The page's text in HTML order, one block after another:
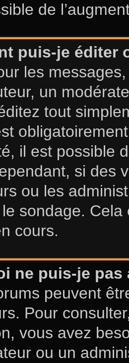
de
puis-je éditer
les
un
tout
il est possible
si des
ou les
sondage. Cela
cours.
ne puis-je
peuvent
Pour
vous avez
ou un